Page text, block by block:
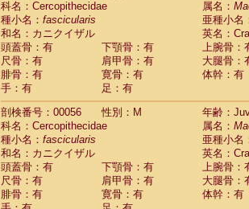
Cercopithecidae Macaca mulatta(45)
Cercopithecidae Macaca nemestrina(3)
Cercopithecidae Macaca nigra(1)
CercopithecidaeMacaca radiata(7)
CercopithecidaeMacaca silenus(0)
CercopithecidaeMacaca sinica (0)
CercopithecidaeMacaca sylvanus
CercopithecidaeMacaca thibetana (0)
Cercopithecidae Macaca tonkeana (0)
Cercopithecidae hybrid(1)
Cercopithecidae (0)
CercopithecidaeAllenopithecus
CercopithecidaeCercopithecus
CercopithecidaeCercopithecus
科名：Cercopithecidae
属名：
種小名： fascicularis
亜種小名
和名：カニクイザル
英名：
頭蓋骨：有
下顎骨：有
上腕骨：
尺骨：有
肩甲骨：有
大腿骨：
腓骨：有
寛骨：有
体幹：有
手：有
足：有
剖検番号：00056
性別：M
年齢：
科名：Cercopithecidae
属名：
種小名： fascicularis
亜種小名
和名：カニクイザル
英名：
頭蓋骨：有
下顎骨：有
上腕骨：
尺骨：有
肩甲骨：有
大腿骨：
腓骨：有
寛骨：有
体幹：有